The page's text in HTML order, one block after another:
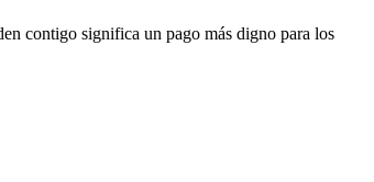
contigo significa un pago más digno para los